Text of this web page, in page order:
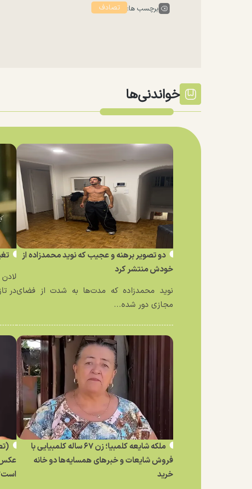
برچسب ها: تصادف
خواندنی‌ها
دو تصویر برهنه و عجیب که نوید محمدزاده از
خودش منتشر کرد
نوید محمدزاده که مدت‌ها به شدت از فضای
مجازی دور شده...
در
ملکه شایعه کلمبیا؛ زن ۶۷ ساله کلمبیایی با
فروش شایعات و خبر‌های همسایه‌ها دو خانه
خرید